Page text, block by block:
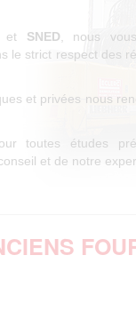
et SNED , nous
le strict respect des
et privées nous
toutes études
et de notre